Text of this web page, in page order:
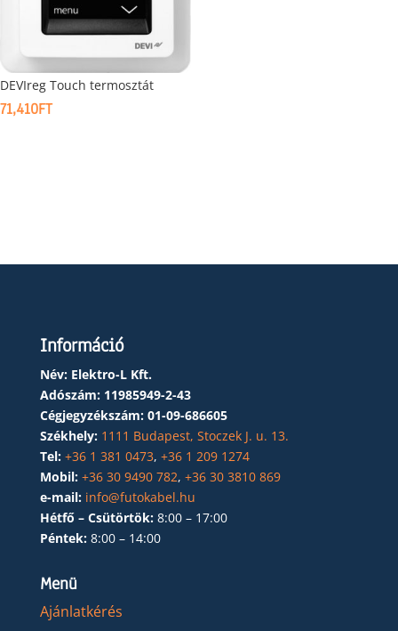
DEVIreg Touch termosztát
71,410FT
Információ
Név: Elektro-L Kft.
Adószám: 11985949-2-43
Cégjegyzékszám: 01-09-686605
Székhely: 1111 Budapest, Stoczek J. u. 13.
Tel: +36 1 381 0473, +36 1 209 1274
Mobil: +36 30 9490 782, +36 30 3810 869
e-mail: info@futokabel.hu
Hétfő – Csütörtök: 8:00 – 17:00
Péntek: 8:00 – 14:00
Menü
Ajánlatkérés